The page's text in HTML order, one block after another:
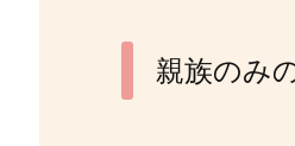
親族のみ